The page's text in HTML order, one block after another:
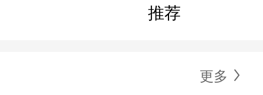
推荐
更多